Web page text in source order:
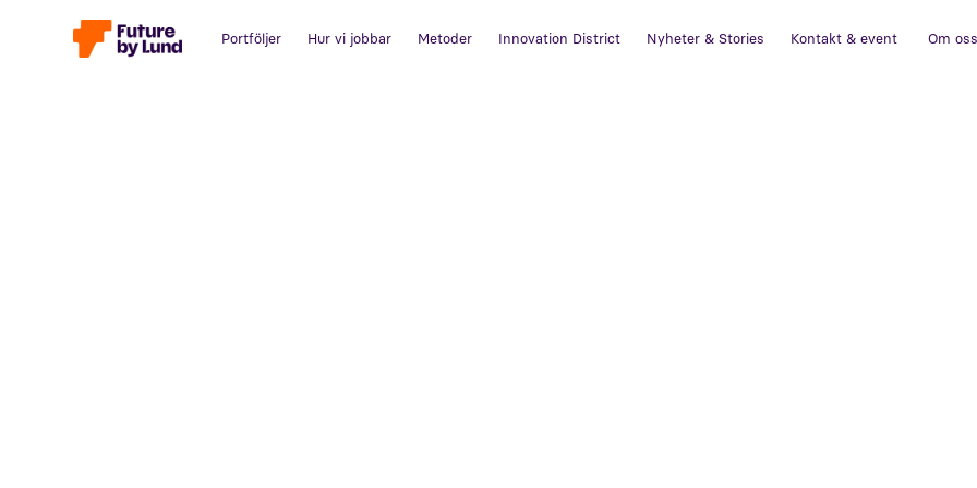
Portföljer Hur vi jobbar Metoder Innovation District Nyheter & Stories Kontakt & event Om